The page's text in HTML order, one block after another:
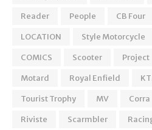
Reader
People CB Four
LOCATION
Style Motorcycle
COMICS
Scooter Project
Motard
Royal Enfield
Tourist Trophy
MV Corra
Riviste
Scarmbler